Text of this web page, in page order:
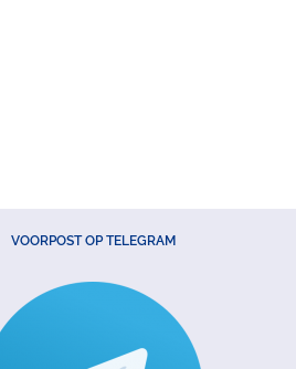
VOORPOST OP TELEGRAM